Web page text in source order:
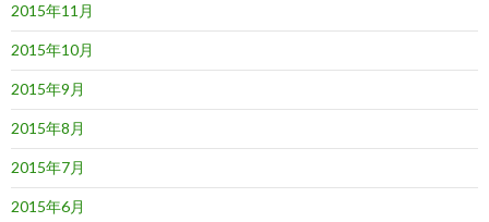
2015年11月
2015年10月
2015年9月
2015年8月
2015年7月
2015年6月